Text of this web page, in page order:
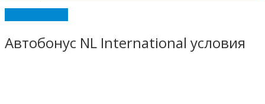
Автобонус NL International условия